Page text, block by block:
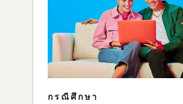
กรณีศึกษา